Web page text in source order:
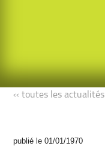
‹‹ toutes les actualités
publié le 01/01/1970